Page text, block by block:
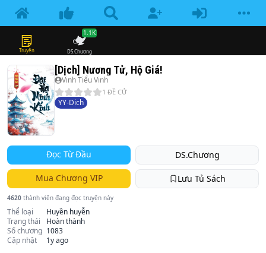
Truyện DS.Chương
1.1K
[Dịch] Nương Tử, Hộ Giá!
Vinh Tiểu Vinh
1 ĐỀ CỬ
YY-Dịch
Đọc Từ Đầu DS.Chương
Mua Chương VIP Lưu Tủ Sách
4620 thành viên đang đọc truyện này
Thể loại
Huyền huyễn
Trạng thái
Hoàn thành
Số chương 1083
Cập nhật
1y ago